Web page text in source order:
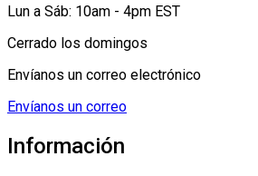
Lun a Sáb: 10am - 4pm EST
Cerrado los domingos
Envíanos un correo electrónico
Envíanos un correo
Información